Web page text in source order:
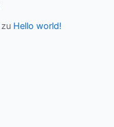
zu Hello world!